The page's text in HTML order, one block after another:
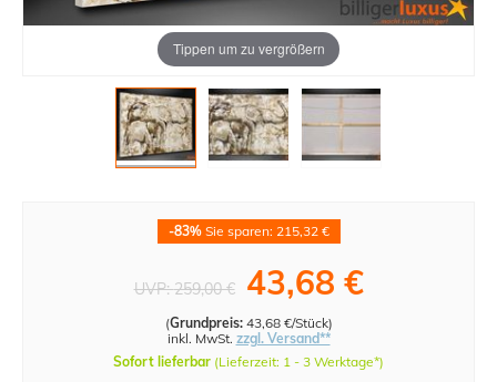
Tippen um zu vergrößern
-83%Sie sparen: 215,32 €
UVP:259,00 € 43,68 €
(Grundpreis: 43,68 €/Stück)
inkl. MwSt. zzgl. Versand**
Sofort lieferbar (Lieferzeit: 1 - 3 Werktage*)